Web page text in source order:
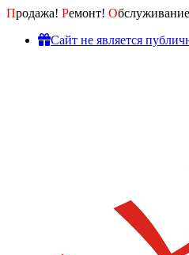
Продажа! Ремонт! О
Cайт не является